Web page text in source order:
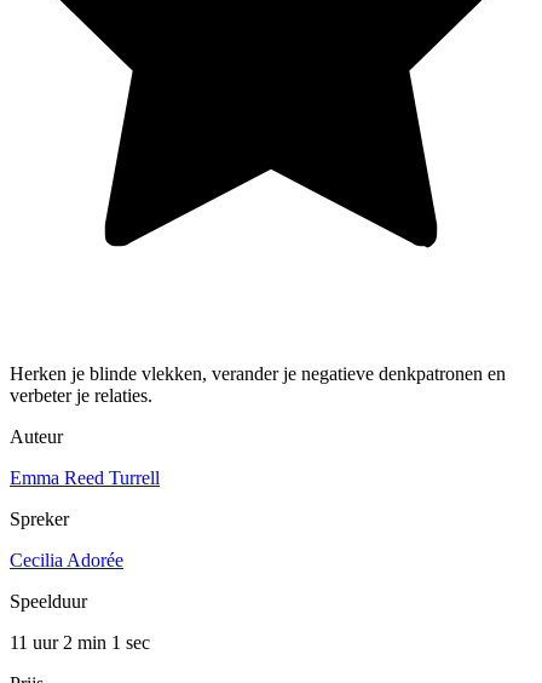
Herken je blinde vlekken, verander je negatieve denkpatronen en
verbeter je relaties.
Auteur
Emma Reed Turrell
Spreker
Cecilia Adorée
Speelduur
11 uur 2 min 1 sec